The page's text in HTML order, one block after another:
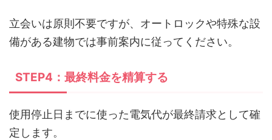
立会いは原則不要ですが、オートロックや特殊な設
備がある建物では事前案内に従ってください。
STEP4：最終料金を精算する
使用停止日までに使った電気代が最終請求として確
定します。